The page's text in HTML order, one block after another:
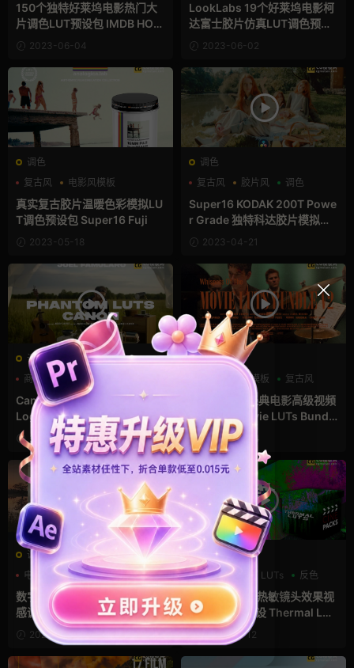
150个独特好莱坞电影热门大
片调色LUT预设包 IMDB HOLL
YWOOD MOVIE LUTS
2023-06-04
LookLabs 19个好莱坞电影柯
达富士胶片仿真LUT调色预设
包 DFS COMPLETE
2023-06-02
调色
复古风
电影风模板
胶片风
真实复古胶片温暖色彩模拟LU
T调色预设包 Super16 Fuji
2023-05-18
调色
复古风
胶片风 调色
Super16 KODAK 200T Powe
r Grade 独特科达胶片模拟调
色节点2023-04-21
调色
商业模板
复古风
Canon LUTs 佳能C-Log2 C-
Log3转阿莱胶片色彩商业调色
预设包 Phantom
2023-03-28
调色
商业模板 复古风
28组好莱坞经典电影高级视频
调色预设 Movie LUTs Bundle
V22023-03-24
调色
电影风模板
胶片风 调色
数字电影的终极版胶片仿真质
感调色预设64位 ImpulZ™ LU
Ts 1.12022-11-19
调色
CinePacks
LUTs 反色
16种镜头红外热敏镜头效果视
频风格调色预设 Thermal LUT
s 2022-06-12